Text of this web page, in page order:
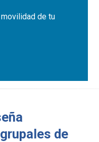
de tu
de